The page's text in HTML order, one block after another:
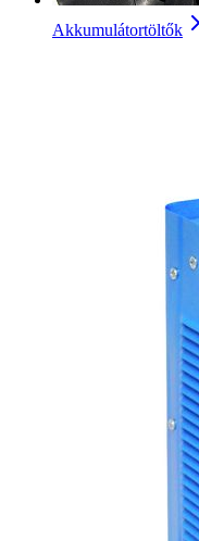
Akkumulátortöltők